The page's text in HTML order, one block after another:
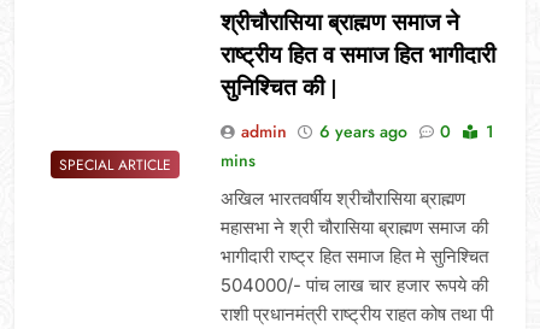
SPECIAL ARTICLE
श्रीचौरासिया ब्राह्मण समाज ने
राष्ट्रीय हित व समाज हित भागीदारी
सुनिश्चित की |
admin 6 years ago 0
1
mins
अखिल भारतवर्षीय श्रीचौरासिया ब्राह्मण
महासभा ने श्री चौरासिया ब्राह्मण समाज की
भागीदारी राष्ट्र हित समाज हित मे सुनिश्चित
504000/- पांच लाख चार हजार रूपये की
राशी प्रधानमंत्री राष्ट्रीय राहत कोष तथा पी